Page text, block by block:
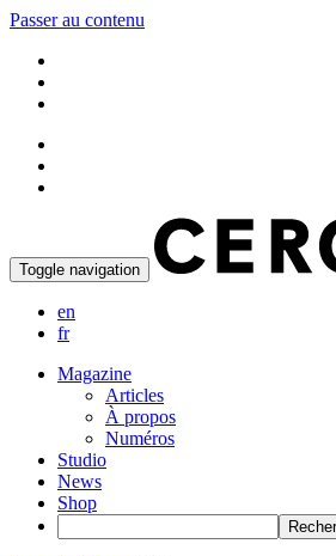
Passer au contenu
Toggle navigation
en
fr
Magazine
Articles
À propos
Numéros
Studio
News
Shop